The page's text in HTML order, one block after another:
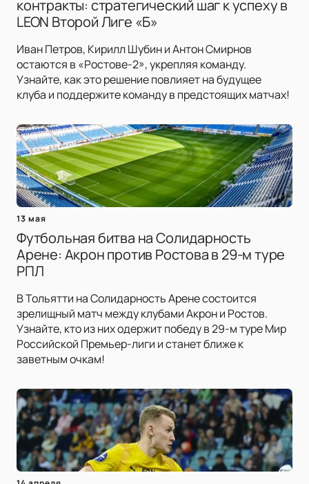
контракты: стратегический шаг к успеху в
LEON Второй Лиге «Б»
Иван Петров, Кирилл Шубин и Антон Смирнов
остаются в «Ростове-2», укрепляя команду.
Узнайте, как это решение повлияет на будущее
клуба и поддержите команду в предстоящих матчах!
13 мая
Футбольная битва на Солидарность
Арене: Акрон против Ростова в 29-м туре
РПЛ
В Тольятти на Солидарность Арене состоится
зрелищный матч между клубами Акрон и Ростов.
Узнайте, кто из них одержит победу в 29-м туре Мир
Российской Премьер-лиги и станет ближе к
заветным очкам!